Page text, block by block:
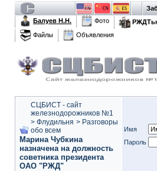
Балуев Н.Н.
Фото
Файлы
Объявления
СЦБИСТ - сайт
железнодорожников №1
> Флудильня > Разговоры
обо всем
Марина Чубкина
назначена на должность
советника президента
ОАО "РЖД"
Имя
Пароль